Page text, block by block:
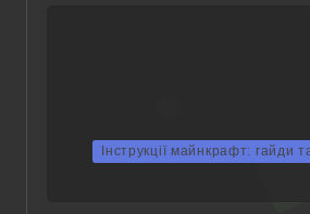
Інструкції майнкрафт: гайди